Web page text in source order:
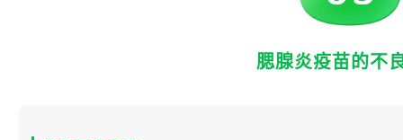
腮腺炎疫苗的不